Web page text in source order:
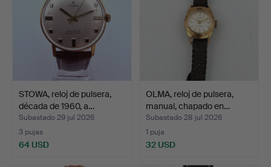
STOWA, reloj de pulsera,
década de 1960, a…
Subastado 29 jul 2026
3 pujas
64 USD
OLMA, reloj de pulsera,
manual, chapado en…
Subastado 28 jul 2026
1 puja
32 USD